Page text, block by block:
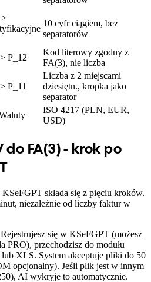
10 cyfr ciągiem, bez
separatorów
P_12
Kod literowy zgodny z
FA(3), nie liczba
P_11
Liczba z 2 miejscami
dziesiętn., kropka jako
separator
ISO 4217 (PLN, EUR,
USD)
FA(3) - krok po
składa się z pięciu kroków.
niezależnie od liczby faktur w
się w KSeFGPT (możesz
PRO), przechodzisz do modułu
XLS. System akceptuje pliki do 50
opcjonalny). Jeśli plik jest w innym
AI wykryje to automatycznie.